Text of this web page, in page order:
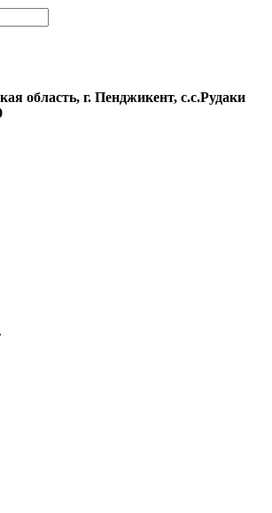
область, г. Пенджикент, с.с.Рудаки